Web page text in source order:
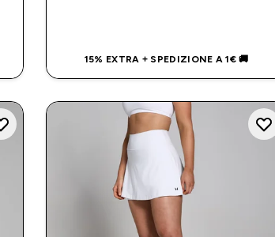
15% EXTRA + SPEDIZIONE A 1€ 🚚